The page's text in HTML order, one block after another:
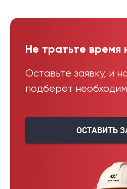
Не тратьте время
Оставьте заявку, и
подберёт
ОСТАВИТЬ